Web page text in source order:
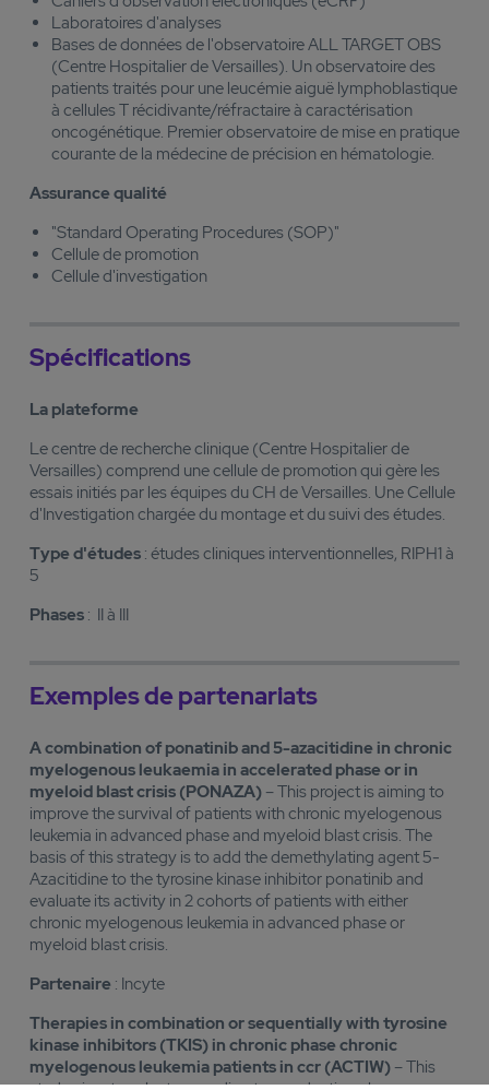
Laboratoires d'analyses
Bases de données de l'observatoire ALL TARGET OBS
(Centre Hospitalier de Versailles). Un observatoire des
patients traités pour une leucémie aiguë lymphoblastique
à cellules T récidivante/réfractaire à caractérisation
oncogénétique. Premier observatoire de mise en pratique
courante de la médecine de précision en hématologie.
Assurance qualité
"Standard Operating Procedures (SOP)"
Cellule de promotion
Cellule d'investigation
Spécifications
La plateforme
Le centre de recherche clinique (Centre Hospitalier de
Versailles) comprend une cellule de promotion qui gère les
essais initiés par les équipes du CH de Versailles. Une Cellule
d'Investigation chargée du montage et du suivi des études.
Type d'études : études cliniques interventionnelles, RIPH1 à
5
Phases : II à III
Exemples de partenariats
A combination of ponatinib and 5-azacitidine in chronic
myelogenous leukaemia in accelerated phase or in
myeloid blast crisis (PONAZA) – This project is aiming to
improve the survival of patients with chronic myelogenous
leukemia in advanced phase and myeloid blast crisis. The
basis of this strategy is to add the demethylating agent 5-
Azacitidine to the tyrosine kinase inhibitor ponatinib and
evaluate its activity in 2 cohorts of patients with either
chronic myelogenous leukemia in advanced phase or
myeloid blast crisis.
Partenaire : Incyte
Therapies in combination or sequentially with tyrosine
kinase inhibitors (TKIS) in chronic phase chronic
myelogenous leukemia patients in ccr (ACTIW) – This